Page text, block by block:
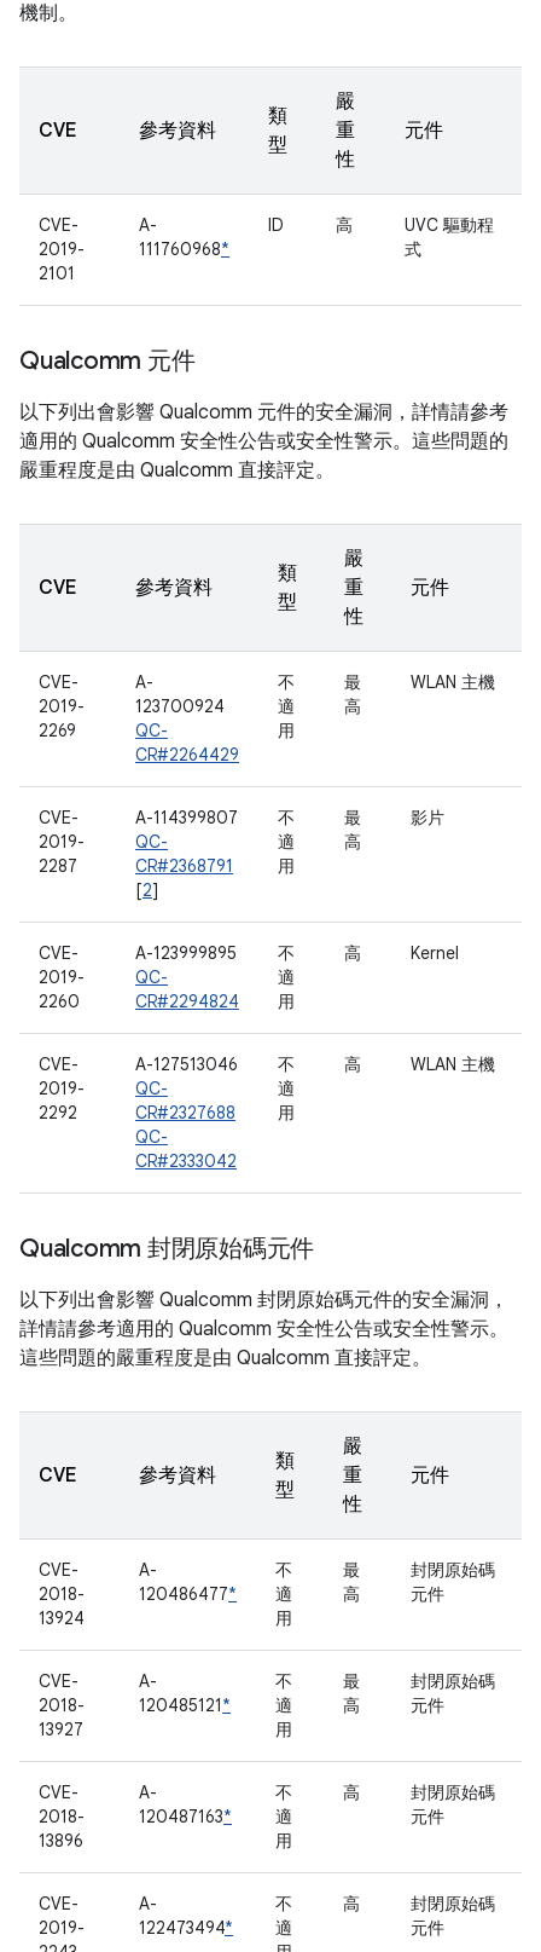
機制。
CVE 參考資料
類
型
嚴
重
性
元件
CVE-
2019-
2101
A-
111760968*
ID 高
UVC 驅動程
式
Qualcomm 元件
以下列出會影響 Qualcomm 元件的安全漏洞，詳情請參考
適用的 Qualcomm 安全性公告或安全性警示。這些問題的
嚴重程度是由 Qualcomm 直接評定。
CVE 參考資料
類
型
嚴
重
性
元件
CVE-
2019-
2269
A-
123700924
QC-
CR#2264429
不
適
用
最
高
WLAN 主機
CVE-
2019-
2287
A-114399807
QC-
CR#2368791
[2]
不
適
用
最
高
影片
CVE-
2019-
2260
A-123999895
QC-
CR#2294824
不
適
用
高 Kernel
CVE-
2019-
2292
A-127513046
QC-
CR#2327688
QC-
CR#2333042
不
適
用
高 WLAN 主機
Qualcomm 封閉原始碼元件
以下列出會影響 Qualcomm 封閉原始碼元件的安全漏洞，
詳情請參考適用的 Qualcomm 安全性公告或安全性警示。
這些問題的嚴重程度是由 Qualcomm 直接評定。
CVE 參考資料
類
型
嚴
重
性
元件
CVE-
2018-
13924
A-
120486477*
不
適
用
最
高
封閉原始碼
元件
CVE-
2018-
13927
A-
120485121*
不
適
用
最
高
封閉原始碼
元件
CVE-
2018-
13896
A-
120487163*
不
適
用
高
封閉原始碼
元件
CVE-
2019-
A-
122473494*
不
適
高
封閉原始碼
元件